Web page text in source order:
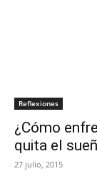
Reflexiones
¿Cómo
quita el
27 julio, 2015